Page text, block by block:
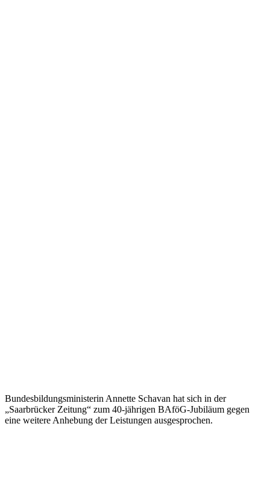
Bundesbildungsministerin Annette Schavan hat sich in der
„Saarbrücker Zeitung“ zum 40-jährigen BAföG-Jubiläum gegen
eine weitere Anhebung der Leistungen ausgesprochen.